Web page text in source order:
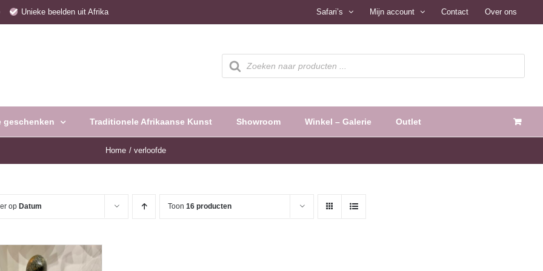
Unieke beelden uit Afrika Safari’s Mijn account Contact Over ons
Producten
zoeken
geschenken Traditionele Afrikaanse Kunst Showroom Winkel – Galerie Outlet
Home verloofde
op Datum Toon16 producten